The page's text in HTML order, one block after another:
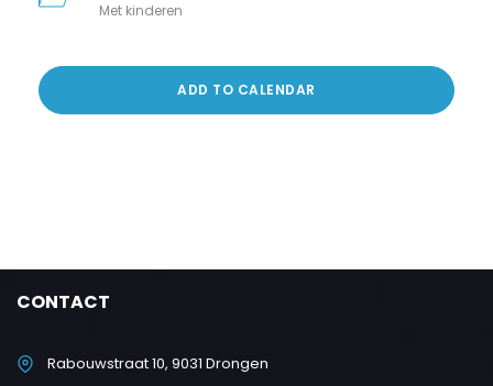
Met kinderen
ADD TO CALENDAR
CONTACT
Rabouwstraat 10, 9031 Drongen